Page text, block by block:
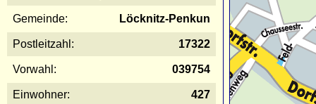
Gemeinde: Löcknitz-Penkun
Postleitzahl: 17322
Vorwahl: 039754
Einwohner: 427